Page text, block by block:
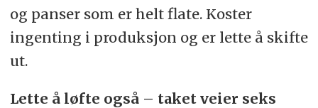
og panser som er helt flate. Koster
ingenting i produksjon og er lette å skifte
ut.
Lette å løfte også – taket veier seks